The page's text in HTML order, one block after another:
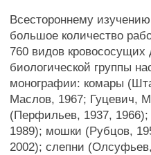
Всестороннему
большое количество
760 видов
биологической группы
монографии: комары
Маслов, 1967; Гуцевич,
(Перфильев, 1937, 1966);
1989); мошки (Рубцов,
2002); слепни